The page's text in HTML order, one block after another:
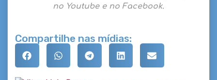
no Youtubee no Facebook.
Compartilhe nas mídias: